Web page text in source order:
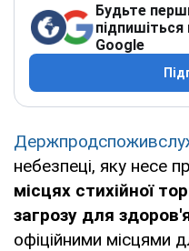
Будьте
Google
небезпеці, яку несе
місцях стихійної
загрозу для
офіційними місцями